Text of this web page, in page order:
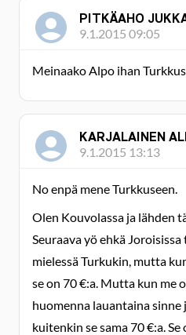
PITKÄAHO
9.1.2015 09:05
Meinaako Alpo ihan
KARJALAINEN
9.1.2015 13:13
No enpä mene Turkkuseen.
Olen Kouvolassa ja lähden
Seuraava yö ehkä
mielessä Turkukin, mutta
se on 70 €:a. Mutta kun me
huomenna lauantaina sinne
kuitenkin se sama 70 €:a.